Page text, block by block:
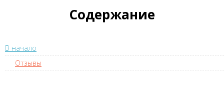
Содержание
В начало
Отзывы